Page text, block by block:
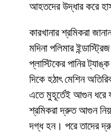
আহতদের উদ্ধার করে
কারখানার শ্রমিকরা
মদিনা পলিমার
প্লাস্টিকের পানির
দিকে হঠাৎ মেশিন
এতে মুহূর্তেই আগুন
শ্রমিকরা দ্রুত আগুন
দগ্ধ হন। পরে তাদের